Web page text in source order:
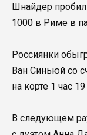
Шнайдер
1000 в Риме в
Россиянки
Ван Синьюй со
на корте 1 час
В следующем